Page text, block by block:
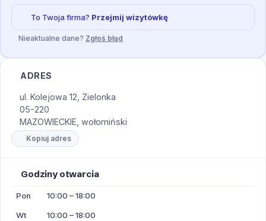
To Twoja firma? Przejmij wizytówkę
Nieaktualne dane? Zgłoś błąd
ADRES
ul. Kolejowa 12, Zielonka
05-220
MAZOWIECKIE, wołomiński
Kopiuj adres
Godziny otwarcia
Pon 10:00 – 18:00
Wt 10:00 – 18:00